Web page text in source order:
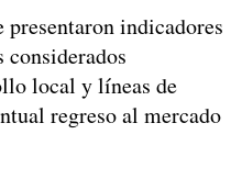
presentaron indicadores
considerados
local y líneas de
regreso al mercado